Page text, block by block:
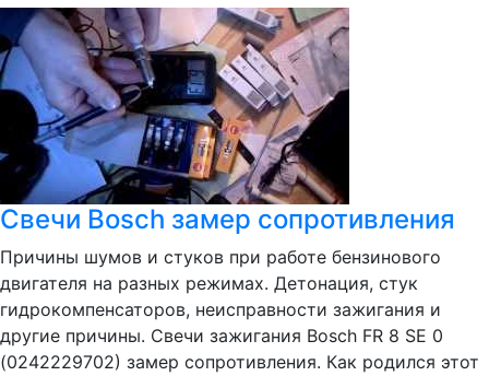
Свечи Bosch замер сопротивления
Причины шумов и стуков при работе бензинового
двигателя на разных режимах. Детонация, стук
гидрокомпенсаторов, неисправности зажигания и
другие причины. Свечи зажигания Bosch FR 8 SE 0
(0242229702) замер сопротивления. Как родился этот